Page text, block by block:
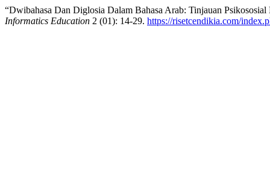
“Dwibahasa Dan Diglosia Dalam Bahasa Arab: Tinjauan
Informatics Education 2 (01): 14-29. https://risetcendikia.com/